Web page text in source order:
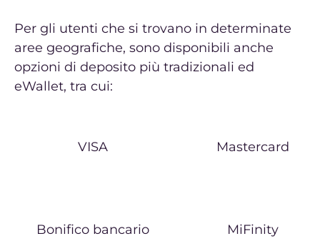
Per gli utenti che si trovano in determinate
aree geografiche, sono disponibili anche
opzioni di deposito più tradizionali ed
eWallet, tra cui:
VISA Mastercard
Bonifico bancario MiFinity